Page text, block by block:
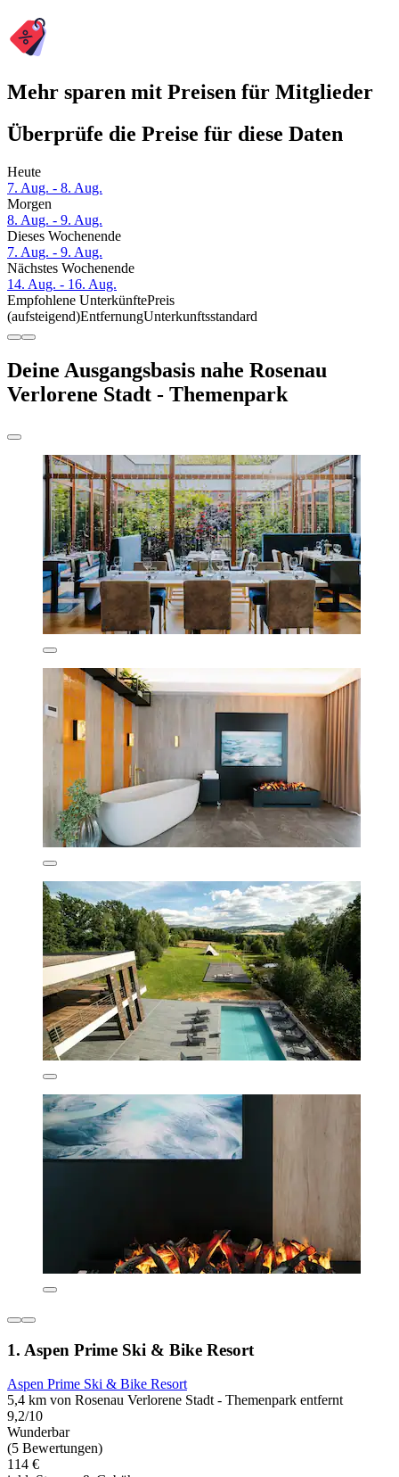
Mehr sparen mit Preisen für Mitglieder
Überprüfe die Preise für diese Daten
Heute
7. Aug. - 8. Aug.
Morgen
8. Aug. - 9. Aug.
Dieses Wochenende
7. Aug. - 9. Aug.
Nächstes Wochenende
14. Aug. - 16. Aug.
Empfohlene UnterkünftePreis
(aufsteigend)EntfernungUnterkunftsstandard
Deine Ausgangsbasis nahe Rosenau
Verlorene Stadt - Themenpark
1. Aspen Prime Ski & Bike Resort
Aspen Prime Ski & Bike Resort
5,4 km von Rosenau Verlorene Stadt - Themenpark entfernt
9,2/10
Wunderbar
(5 Bewertungen)
114 €